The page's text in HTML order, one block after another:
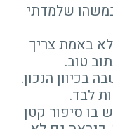
שלמדתי
באמת צריך
טוב.
בכיוון הנכון.
לבד.
בו סיפור קטן